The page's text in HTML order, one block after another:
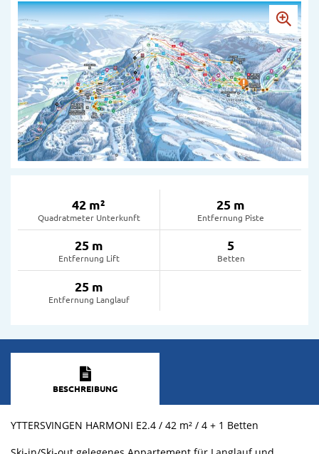
42 m²
Quadratmeter Unterkunft
25 m
Entfernung Piste
25 m
Entfernung Lift
5
Betten
25 m
Entfernung Langlauf
BESCHREIBUNG
YTTERSVINGEN HARMONI E2.4 / 42 m² / 4 + 1 Betten